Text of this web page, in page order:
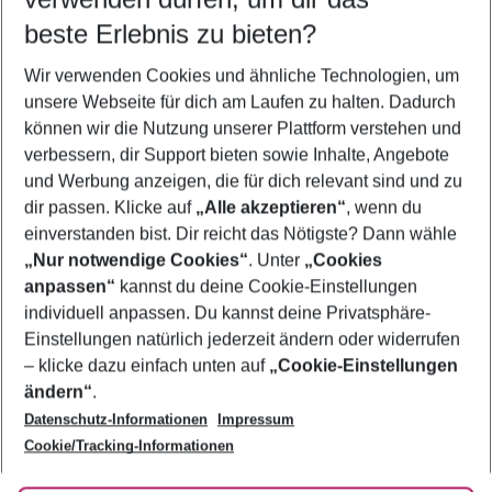
Frübucher Angebote Marmaris für 2026
Familienurlaub Marmaris
Flug & Hotel Marmaris
Pauschalreisen Marmaris
Urlaub Marmaris
Footer
Footer navigation
Über uns
AGB
Bestpreisgarantie
Cookie-Einstellungen ändern
Cookie-Richtlinie
Agenturbetreuung
Barrierefreies Reisen
Folge uns
beste Erlebnis zu bieten?
Wir verwenden Cookies und ähnliche Technologien, um
unsere Webseite für dich am Laufen zu halten. Dadurch
können wir die Nutzung unserer Plattform verstehen und
verbessern, dir Support bieten sowie Inhalte, Angebote
und Werbung anzeigen, die für dich relevant sind und zu
dir passen. Klicke auf „Alle akzeptieren“, wenn du
einverstanden bist. Dir reicht das Nötigste? Dann wähle
„Nur notwendige Cookies“. Unter „Cookies
anpassen“ kannst du deine Cookie-Einstellungen
individuell anpassen. Du kannst deine Privatsphäre-
Einstellungen natürlich jederzeit ändern oder widerrufen
– klicke dazu einfach unten auf „Cookie-Einstellungen
ändern“.
Datenschutz-Informationen
Impressum
Cookie/Tracking-Informationen